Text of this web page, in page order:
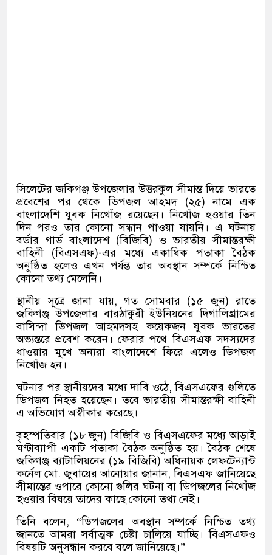
সিলেটের জকিগঞ্জ উপজেলার উত্তরকুল সীমান্ত দিয়ে ভারতে
প্রবেশের পর থেকে ডিপজল আহমদ (২৫) নামে এক
বাংলাদেশি যুবক নিখোঁজ রয়েছেন। নিখোঁজ হওয়ার তিন
দিন পরও তার কোনো সন্ধান পাওয়া যায়নি। এ ঘটনায়
বর্ডার গার্ড বাংলাদেশ (বিজিবি) ও ভারতীয় সীমান্তরক্ষী
বাহিনী (বিএসএফ)-এর মধ্যে একাধিক পতাকা বৈঠক
অনুষ্ঠিত হলেও এখন পর্যন্ত তার অবস্থান সম্পর্কে নিশ্চিত
কোনো তথ্য মেলেনি।
স্থানীয় সূত্রে জানা যায়, গত সোমবার (১৫ জুন) রাতে
জকিগঞ্জ উপজেলার বারঠাকুরী ইউনিয়নের দিগালিগ্রামের
বাসিন্দা ডিপজল আহমদসহ কয়েকজন যুবক ভারতের
অভ্যন্তরে প্রবেশ করেন। ফেরার পথে বিএসএফ সদস্যদের
ধাওয়ার মুখে অন্যরা বাংলাদেশে ফিরে এলেও ডিপজল
নিখোঁজ হন।
ঘটনার পর স্থানীয়দের মধ্যে দাবি ওঠে, বিএসএফের গুলিতে
ডিপজল নিহত হয়েছেন। তবে ভারতীয় সীমান্তরক্ষী বাহিনী
এ অভিযোগ অস্বীকার করেছে।
বৃহস্পতিবার (১৮ জুন) বিজিবি ও বিএসএফের মধ্যে আড়াই
ঘণ্টাব্যাপী একটি পতাকা বৈঠক অনুষ্ঠিত হয়। বৈঠক শেষে
জকিগঞ্জ ব্যাটালিয়নের (১৯ বিজিবি) অধিনায়ক লেফটেন্যান্ট
কর্নেল মো. জুবায়ের আনোয়ার জানান, বিএসএফ জানিয়েছে
সীমান্তের ওপারে কোনো গুলির ঘটনা বা ডিপজলের নিখোঁজ
হওয়ার বিষয়ে তাদের কাছে কোনো তথ্য নেই।
তিনি বলেন, “ডিপজলের অবস্থান সম্পর্কে নিশ্চিত তথ্য
জানতে আমরা সর্বাত্মক চেষ্টা চালিয়ে যাচ্ছি। বিএসএফও
বিষয়টি অনুসন্ধান করবে বলে জানিয়েছে।”